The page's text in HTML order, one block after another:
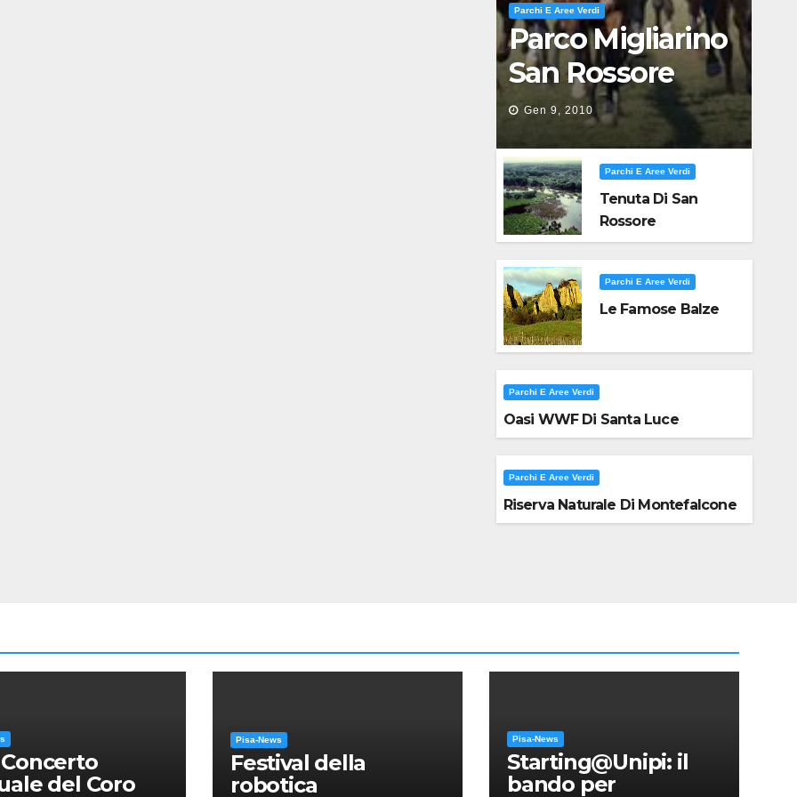
Parchi E Aree Verdi
Parco Migliarino
San Rossore
Massaciuccoli
Gen 9, 2010
Parchi E Aree Verdi
Tenuta Di San
Rossore
Parchi E Aree Verdi
Le Famose Balze
Parchi E Aree Verdi
Oasi WWF Di Santa Luce
Parchi E Aree Verdi
Riserva Naturale Di Montefalcone
del Coro
Pisa-News
Festival della
robotica
Pisa-News
Starting@Unipi: il
bando per